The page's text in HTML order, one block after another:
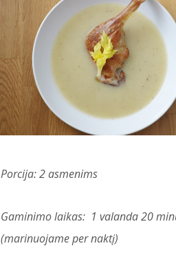
Porcija: 2 asmenims
Gaminimo laikas: 1 valanda 20
(marinuojame per naktį)